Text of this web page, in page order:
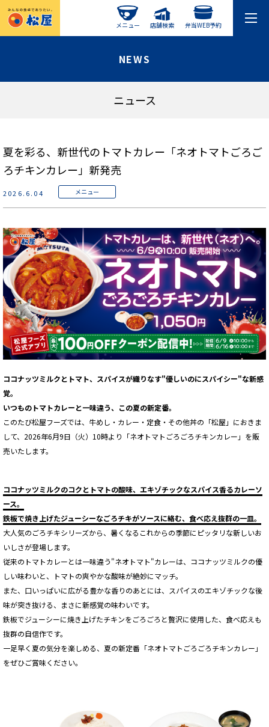
弁当WEB予約
店舗検索
メニュー
NEWS
ニュース
2026.6.04 メニュー
夏を彩る、新世代のトマトカレー「ネオトマトごろご
ろチキンカレー」新発売
ココナッツミルクとトマト、スパイスが織りなす"優しいのにスパイシー"な新感
覚。
いつものトマトカレーと一味違う、この夏の新定番。
このたび松屋フーズでは、牛めし・カレー・定食・その他丼の「松屋」におきま
して、2026年6月9日（火）10時より「ネオトマトごろごろチキンカレー」を販
売いたします。
ココナッツミルクのコクとトマトの酸味、エキゾチックなスパイス香るカレーソ
ース。
鉄板で焼き上げたジューシーなごろチキがソースに絡む、食べ応え抜群の一皿。
大人気のごろチキシリーズから、暑くなるこれからの季節にピッタリな新しいお
いしさが登場します。
従来のトマトカレーとは一味違う"ネオトマト"カレーは、ココナッツミルクの優
しい味わいと、トマトの爽やかな酸味が絶妙にマッチ。
また、口いっぱいに広がる豊かな香りのあとには、スパイスのエキゾチックな後
味が突き抜ける、まさに新感覚の味わいです。
鉄板でジューシーに焼き上げたチキンをごろごろと贅沢に使用した、食べ応えも
抜群の自信作です。
一足早く夏の気分を楽しめる、夏の新定番「ネオトマトごろごろチキンカレー」
をぜひご賞味ください。